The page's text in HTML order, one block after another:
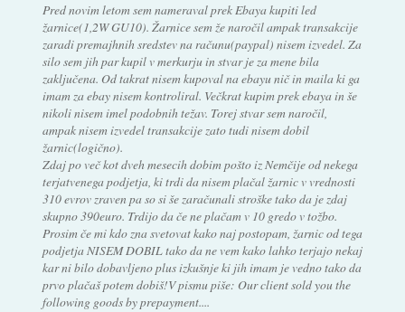
Pred novim letom sem nameraval prek Ebaya kupiti led
žarnice(1,2W GU10). Žarnice sem že naročil ampak transakcije
zaradi premajhnih sredstev na računu(paypal) nisem izvedel. Za
silo sem jih par kupil v merkurju in stvar je za mene bila
zaključena. Od takrat nisem kupoval na ebayu nič in maila ki ga
imam za ebay nisem kontroliral. Večkrat kupim prek ebaya in še
nikoli nisem imel podobnih težav. Torej stvar sem naročil,
ampak nisem izvedel transakcije zato tudi nisem dobil
žarnic(logično).
Zdaj po več kot dveh mesecih dobim pošto iz Nemčije od nekega
terjatvenega podjetja, ki trdi da nisem plačal žarnic v vrednosti
310 evrov zraven pa so si še zaračunali stroške tako da je zdaj
skupno 390euro. Trdijo da če ne plačam v 10 gredo v tožbo.
Prosim če mi kdo zna svetovat kako naj postopam, žarnic od tega
podjetja NISEM DOBIL tako da ne vem kako lahko terjajo nekaj
kar ni bilo dobavljeno plus izkušnje ki jih imam je vedno tako da
prvo plačaš potem dobiš!V pismu piše: Our client sold you the
following goods by prepayment....